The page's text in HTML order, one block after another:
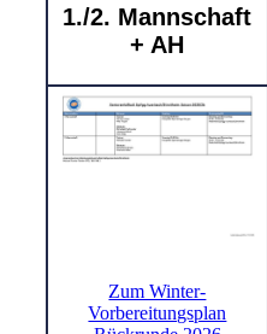
1./2. Mannschaft
+ AH
Zum Winter-
Vorbereitungsplan